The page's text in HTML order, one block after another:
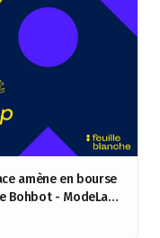
amène en bourse
Bohbot - ModeLabs